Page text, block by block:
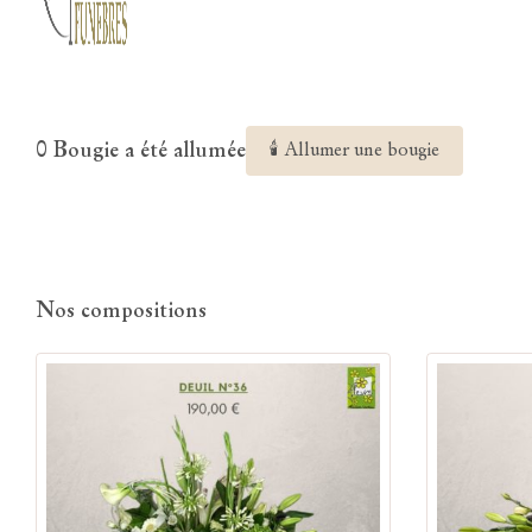
0 Bougie a été allumée 🕯 Allumer une bougie
Nos compositions